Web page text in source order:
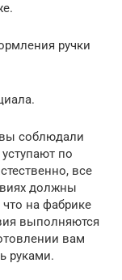
ручки
соблюдали
по
все
должны
на фабрике
выполняются
вам
руками.